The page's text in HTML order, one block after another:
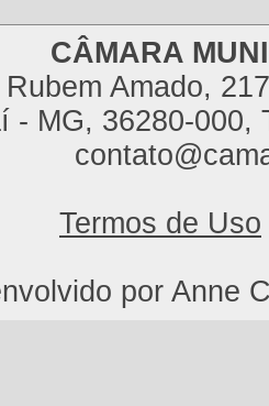
CÂMARA
Amado,
- MG, 36280-000,
Termos de Uso
por Anne